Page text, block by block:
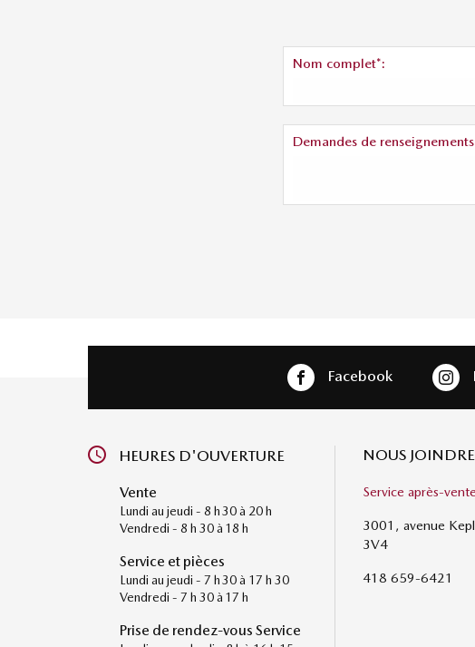
Nom complet*:
Demandes de
Facebook
HEURES D'OUVERTURE
Vente
Lundi au jeudi - 8 h 30 à 20 h
Vendredi - 8 h 30 à 18 h
Service et pièces
Lundi au jeudi - 7 h 30 à 17 h 30
Vendredi - 7 h 30 à 17 h
Prise de rendez-vous Service
NOUS JOINDRE
Service après-vente
3001, avenue
3V4
418 659-6421